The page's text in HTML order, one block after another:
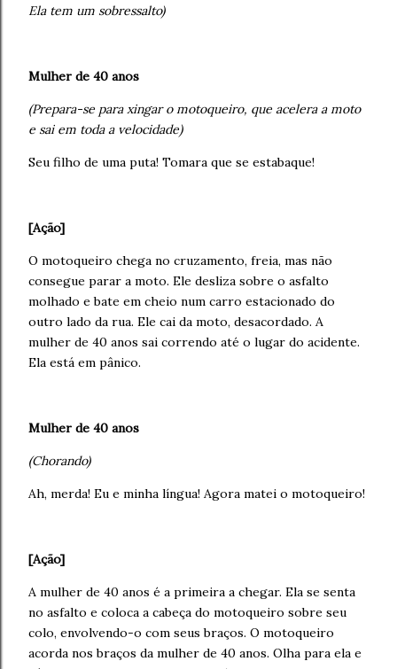
Ela tem um sobressalto)
Mulher de 40 anos
(Prepara-se para xingar o motoqueiro, que acelera a moto
e sai em toda a velocidade)
Seu filho de uma puta! Tomara que se estabaque!
[Ação]
O motoqueiro chega no cruzamento, freia, mas não
consegue parar a moto. Ele desliza sobre o asfalto
molhado e bate em cheio num carro estacionado do
outro lado da rua. Ele cai da moto, desacordado. A
mulher de 40 anos sai correndo até o lugar do acidente.
Ela está em pânico.
Mulher de 40 anos
(Chorando)
Ah, merda! Eu e minha língua! Agora matei o motoqueiro!
[Ação]
A mulher de 40 anos é a primeira a chegar. Ela se senta
no asfalto e coloca a cabeça do motoqueiro sobre seu
colo, envolvendo-o com seus braços. O motoqueiro
acorda nos braços da mulher de 40 anos. Olha para ela e